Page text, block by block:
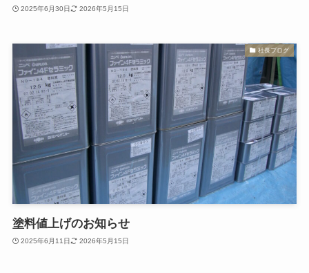
2025年6月30日 2026年5月15日
社長ブログ
塗料値上げのお知らせ
2025年6月11日 2026年5月15日